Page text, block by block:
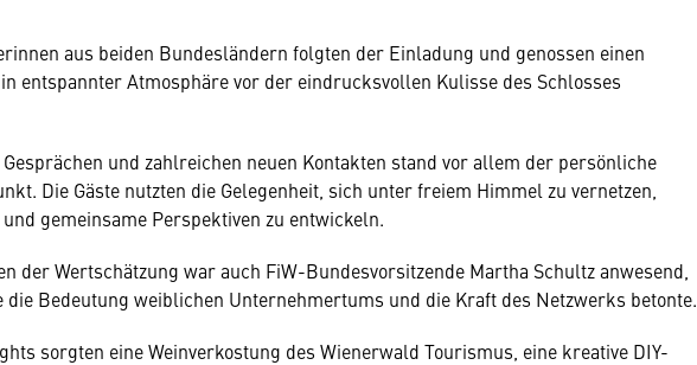
aus beiden Bundesländern folgten der Einladung und genossen einen
entspannter Atmosphäre vor der eindrucksvollen Kulisse des Schlosses
und zahlreichen neuen Kontakten stand vor allem der persönliche
Die Gäste nutzten die Gelegenheit, sich unter freiem Himmel zu vernetzen,
gemeinsame Perspektiven zu entwickeln.
der Wertschätzung war auch FiW-Bundesvorsitzende Martha Schultz anwesend,
Bedeutung weiblichen Unternehmertums und die Kraft des Netzwerks betonte.
sorgten eine Weinverkostung des Wienerwald Tourismus, eine kreative DIY-